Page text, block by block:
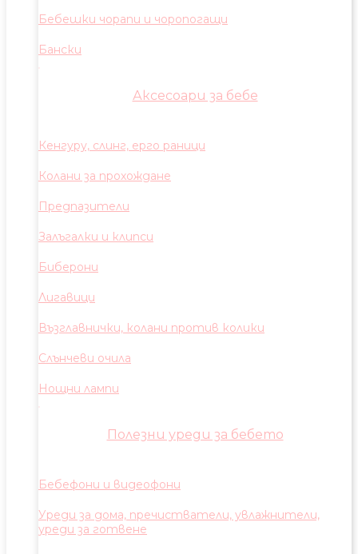
Бебешки чорапи и чоропогащи
Бански
Аксесоари за бебе
Кенгуру, слинг, ерго раници
Колани за прохождане
Предпазители
Залъгалки и клипси
Биберони
Лигавици
Възглавнички, колани против колики
Слънчеви очила
Нощни лампи
Полезни уреди за бебето
Бебефони и видеофони
Уреди за дома, пречистватели, увлажнители,
уреди за готвене